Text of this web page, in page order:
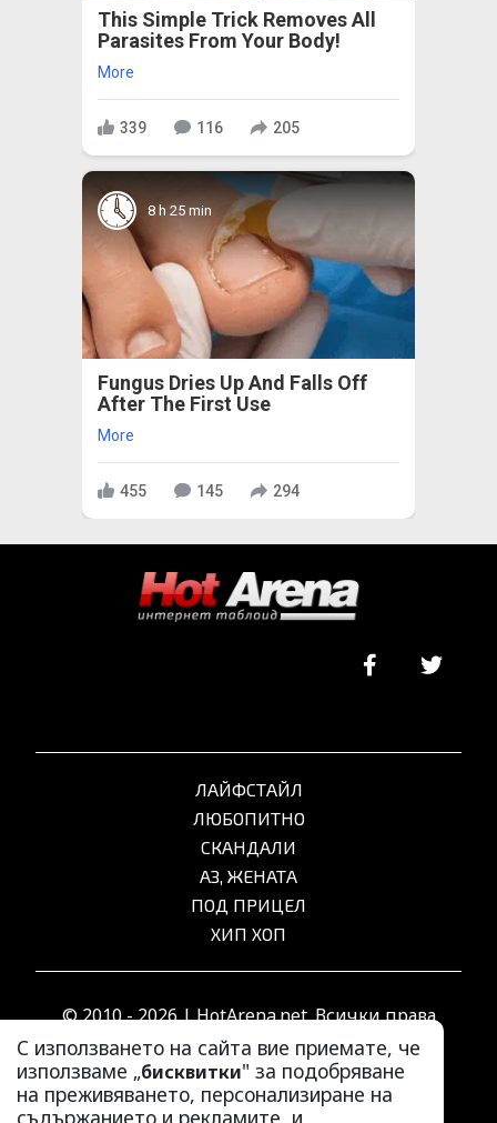
This Simple Trick Removes All
Parasites From Your Body!
More
339 116 205
8 h 25 min
Fungus Dries Up And Falls Off
After The First Use
More
455 145 294
С използването на сайта вие приемате, че
използваме „бисквитки" за подобряване
на преживяването, персонализиране на
съдържанието и рекламите, и
ЛАЙФСТАЙЛ
ЛЮБОПИТНО
СКАНДАЛИ
АЗ, ЖЕНАТА
ПОД ПРИЦЕЛ
ХИП ХОП
© 2010 - 2026 | HotArena.net. Всички права
запазени.
РЕКЛАМА